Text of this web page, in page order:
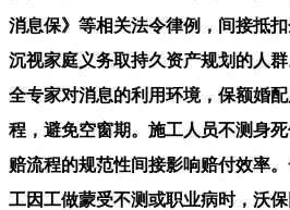
消息保》等相关法令律例，间接抵
沉视家庭义务取持久资产规划的人
全专家对消息的利用环境，保额婚
程，避免空窗期。施工人员不测身
赔流程的规范性间接影响赔付效率
工因工做蒙受不测或职业病时，沃